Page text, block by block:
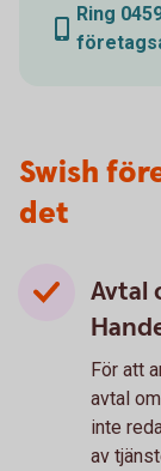
Ring
Swish
det
Avtal
För att
avtal
inte
av